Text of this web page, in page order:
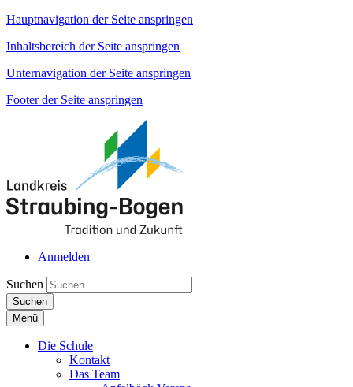
Hauptnavigation der Seite anspringen
Inhaltsbereich der Seite anspringen
Unternavigation der Seite anspringen
Footer der Seite anspringen
Anmelden
Suchen
Suchen
Menü
Die Schule
Kontakt
Das Team